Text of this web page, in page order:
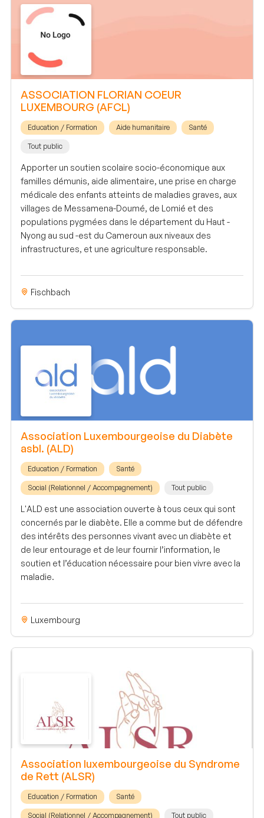
ASSOCIATION FLORIAN COEUR
LUXEMBOURG (AFCL)
Education / Formation Aide humanitaire Santé
Tout public
Apporter un soutien scolaire socio-économique aux
familles démunis, aide alimentaire, une prise en charge
médicale des enfants atteints de maladies graves, aux
villages de Messamena-Doumé, de Lomié et des
populations pygmées dans le département du Haut -
Nyong au sud -est du Cameroun aux niveaux des
infrastructures, et une agriculture responsable.
Fischbach
Association Luxembourgeoise du Diabète
asbl. (ALD)
Education / Formation Santé
Social (Relationnel / Accompagnement) Tout public
L'ALD est une association ouverte à tous ceux qui sont
concernés par le diabète. Elle a comme but de défendre
des intérêts des personnes vivant avec un diabète et
de leur entourage et de leur fournir l’information, le
soutien et l’éducation nécessaire pour bien vivre avec la
maladie.
Luxembourg
Association luxembourgeoise du Syndrome
de Rett (ALSR)
Education / Formation Santé
Social (Relationnel / Accompagnement) Tout public